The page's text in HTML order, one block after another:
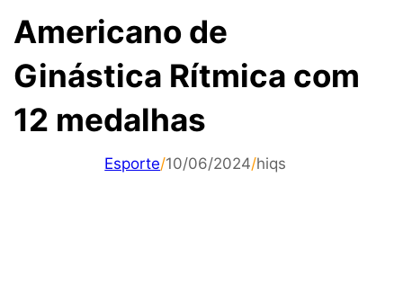
Americano de
Ginástica Rítmica com
12 medalhas
Esporte/10/06/2024/hiqs